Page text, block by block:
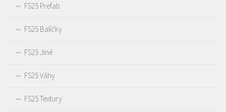
FS25 Prefab
FS25 Balíčky
FS25 Jiné
FS25 Váhy
FS25 Textury